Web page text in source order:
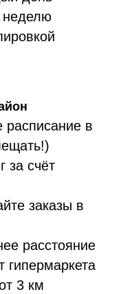
неделю
расписание в
за счёт
заказы в
расстояние
гипермаркета
3 км